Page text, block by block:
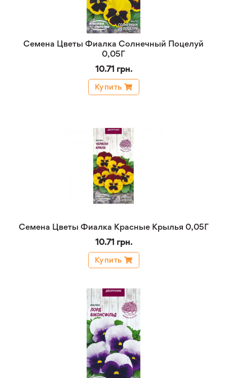
Семена Цветы Фиалка Солнечный Поцелуй
0,05Г
10.71 грн.
Купить
Семена Цветы Фиалка Красные Крылья 0,05Г
10.71 грн.
Купить